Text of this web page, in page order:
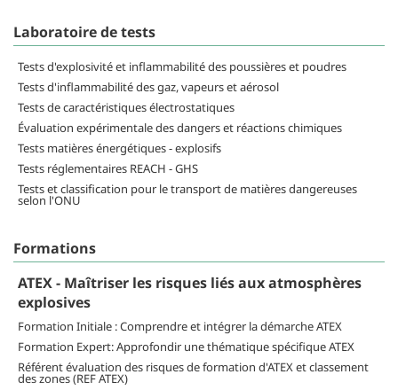
Laboratoire de tests
Tests d'explosivité et inflammabilité des poussières et poudres
Tests d'inflammabilité des gaz, vapeurs et aérosol
Tests de caractéristiques électrostatiques
Évaluation expérimentale des dangers et réactions chimiques
Tests matières énergétiques - explosifs
Tests réglementaires REACH - GHS
Tests et classification pour le transport de matières dangereuses
selon l'ONU
Formations
ATEX - Maîtriser les risques liés aux atmosphères
explosives
Formation Initiale : Comprendre et intégrer la démarche ATEX
Formation Expert: Approfondir une thématique spécifique ATEX
Référent évaluation des risques de formation d'ATEX et classement
des zones (REF ATEX)